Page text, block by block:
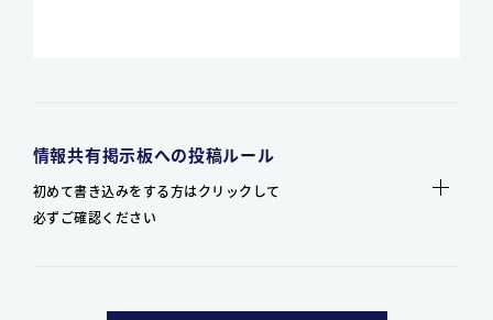
情報共有掲示板への投稿ルール
初めて書き込みをする方はクリックして
必ずご確認ください